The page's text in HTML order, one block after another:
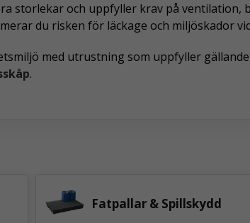
storlekar och uppfyller krav på ventilation,
du risken för läckage och miljöskador
med utrustning som uppfyller
.
Fatpallar & Spillskydd